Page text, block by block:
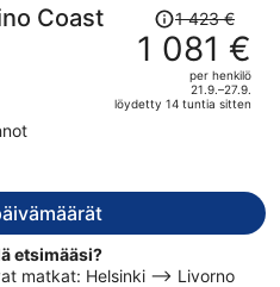
Coast
Hinta
oli
1 423 €,
on
1 423 €
1 081 €
per henkilö
21.9.–27.9.
löydetty 14 tuntia sitten
etsimääsi?
matkat: Helsinki –> Livorno